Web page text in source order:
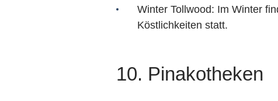
Winter Tollwood: Im Winter
Köstlichkeiten statt.
10. Pinakotheken